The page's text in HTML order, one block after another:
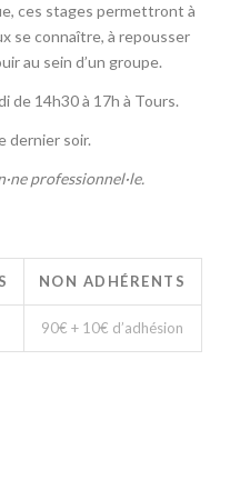
ces stages permettront à
se connaître, à repousser
au sein d’un groupe.
de 14h30 à 17h à Tours.
dernier soir.
professionnel·le.
NON ADHÉRENTS
90€ + 10€ d’adhésion